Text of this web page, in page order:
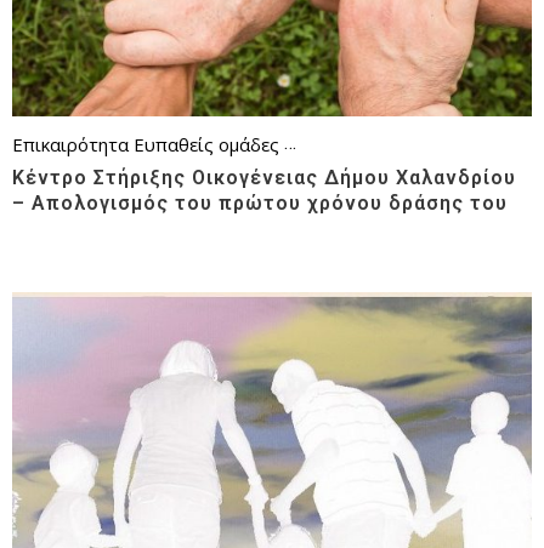
Επικαιρότητα Ευπαθείς ομάδες Κέντρο Στήριξης Οικογένειας
Κέντρο Στήριξης Οικογένειας Δήμου Χαλανδρίου
– Απολογισμός του πρώτου χρόνου δράσης του